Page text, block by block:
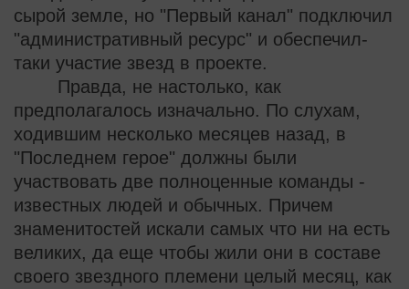
сырой земле, но "Первый канал" подключил
"административный ресурс" и обеспечил-
таки участие звезд в проекте.
Правда, не настолько, как
предполагалось изначально. По слухам,
ходившим несколько месяцев назад, в
"Последнем герое" должны были
участвовать две полноценные команды -
известных людей и обычных. Причем
знаменитостей искали самых что ни на есть
великих, да еще чтобы жили они в составе
своего звездного племени целый месяц, как